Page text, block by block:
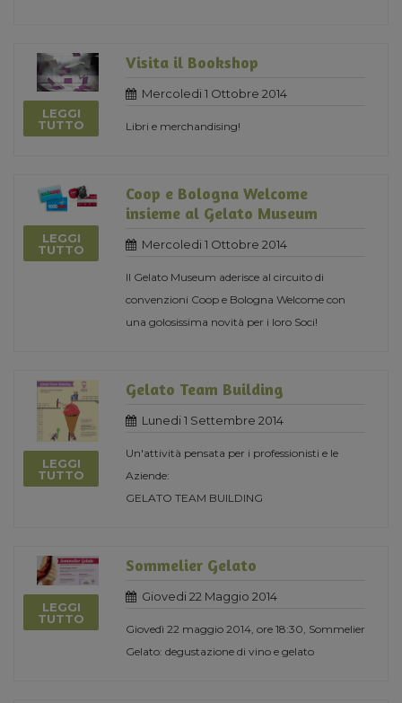
LEGGI
TUTTO
Visita il Bookshop
Mercoledi 1 Ottobre 2014
Libri e merchandising!
LEGGI
TUTTO
Coop e Bologna Welcome
insieme al Gelato Museum
Mercoledi 1 Ottobre 2014
Il Gelato Museum aderisce al circuito di
convenzioni Coop e Bologna Welcome con
una golosissima novità per i loro Soci!
LEGGI
TUTTO
Gelato Team Building
Lunedi 1 Settembre 2014
Un'attività pensata per i professionisti e le
Aziende:
GELATO TEAM BUILDING
LEGGI
TUTTO
Sommelier Gelato
Giovedi 22 Maggio 2014
Giovedì 22 maggio 2014, ore 18:30, Sommelier
Gelato: degustazione di vino e gelato